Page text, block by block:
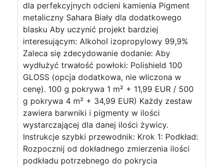
dla perfekcyjnych odcieni kamienia Pigment
metaliczny Sahara Biały dla dodatkowego
blasku Aby uczynić projekt bardziej
interesującym: Alkohol izopropylowy 99,9%
Zaleca się zdecydowanie dodanie: Aby
wydłużyć trwałość powłoki: Polishield 100
GLOSS (opcja dodatkowa, nie wliczona w
cenę). 100 g pokrywa 1 m² + 11,99 EUR / 500
g pokrywa 4 m² + 34,99 EUR) Każdy zestaw
zawiera barwniki i pigmenty w ilości
wystarczającej dla danej ilości żywicy.
Instrukcje szybki przewodnik: Krok 1: Podkład:
Rozpocznij od dokładnego zmierzenia ilości
podkładu potrzebnego do pokrycia